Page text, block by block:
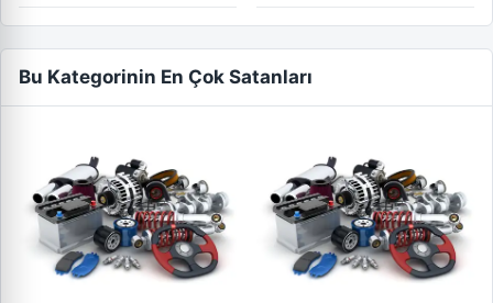
6K1721335C
Bu Kategorinin En Çok Satanları